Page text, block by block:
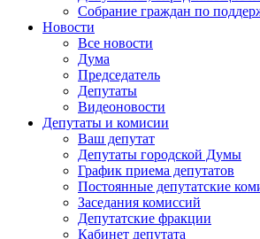
Собрание граждан по
Новости
Все новости
Дума
Председатель
Депутаты
Видеоновости
Депутаты и комисии
Ваш депутат
Депутаты городской Думы
График приема депутатов
Постоянные депутатские
Заседания комиссий
Депутатские фракции
Кабинет депутата